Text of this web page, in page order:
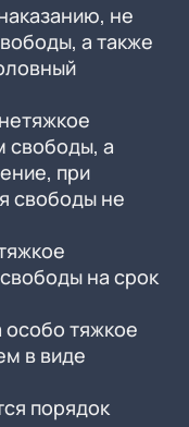
не
а также
свободы, а
при
свободы не
на срок
особо тяжкое
в виде
порядок